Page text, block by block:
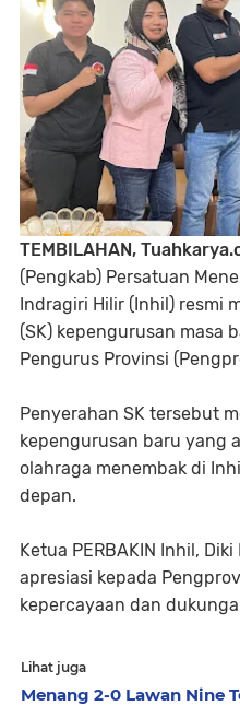
TEMBILAHAN,
(Pengkab) Persatuan
Indragiri Hilir (Inhil) resmi
(SK) kepengurusan masa
Pengurus Provinsi
Penyerahan SK tersebut
kepengurusan baru yang
olahraga menembak di
depan.
Ketua PERBAKIN Inhil,
apresiasi kepada
kepercayaan dan
Lihat juga
Menang 2-0 Lawan Nine